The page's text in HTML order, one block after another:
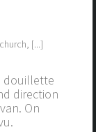
[...]
douillette
direction
On